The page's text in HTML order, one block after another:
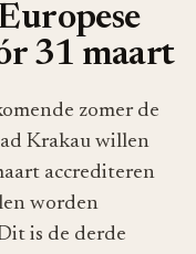
31 maart
zomer de
Krakau willen
accrediteren
worden
is de derde